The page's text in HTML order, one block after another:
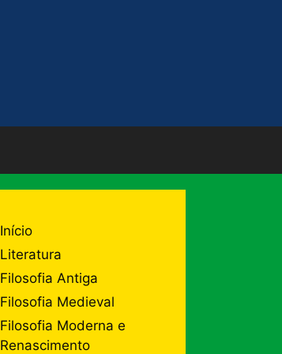
Início
Literatura
Filosofia Antiga
Filosofia Medieval
Filosofia Moderna e
Renascimento